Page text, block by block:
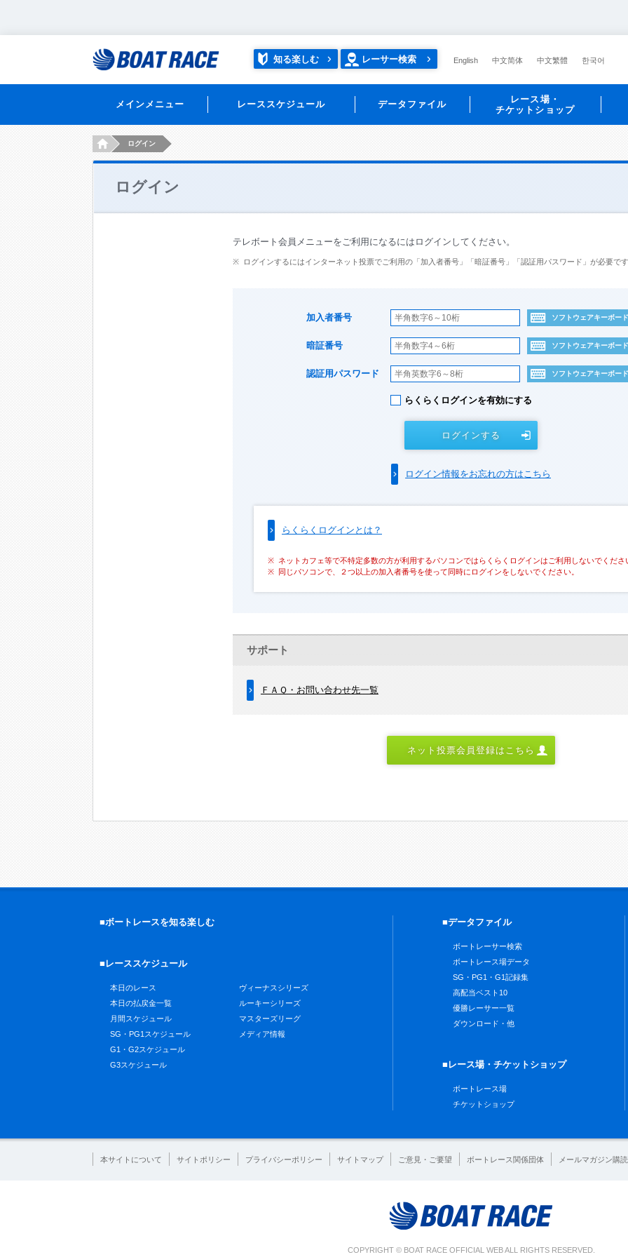
知る楽しむ レーサー検索 English 中文简体 中文繁體 한국어
メインメニュー レーススケジュール データファイル
レース場・
チケットショップ
HOMEログイン
ログイン
テレボート会員メニューをご利用になるにはログインしてください。
ログインするにはインターネット投票でご利用の「加入者番号」「暗証番号」「認証用パスワード」が必要です
加入者番号 ソフトウェアキーボード
暗証番号 ソフトウェアキーボード
認証用パスワード ソフトウェアキーボード
らくらくログインを有効にする
ログインする
ログイン情報をお忘れの方はこちら
らくらくログインとは？
ネットカフェ等で不特定多数の方が利用するパソコンではらくらくログインはご利用しないでくださ
同じパソコンで、２つ以上の加入者番号を使って同時にログインをしないでください。
サポート
ＦＡＱ・お問い合わせ先一覧
ネット投票会員登録はこちら
■ボートレースを知る楽しむ
■レーススケジュール
本日のレース
本日の払戻金一覧
月間スケジュール
SG・PG1スケジュール
G1・G2スケジュール
G3スケジュール
ヴィーナスシリーズ
ルーキーシリーズ
マスターズリーグ
メディア情報
■データファイル
ボートレーサー検索
ボートレース場データ
SG・PG1・G1記録集
高配当ベスト10
優勝レーサー一覧
ダウンロード・他
■レース場・チケットショップ
ボートレース場
チケットショップ
本サイトについて サイトポリシー プライバシーポリシー サイトマップ ご意見・ご要望 ボートレース関係団体 メールマガジン購読
COPYRIGHT © BOAT RACE OFFICIAL WEB ALL RIGHTS RESERVED.